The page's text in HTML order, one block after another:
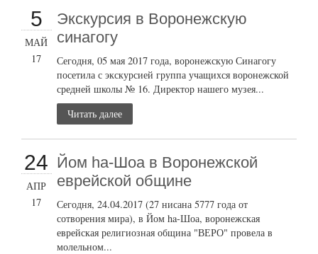
5
МАЙ
17
Экскурсия в Воронежскую
синагогу
Сегодня, 05 мая 2017 года, воронежскую Синагогу
посетила с экскурсией группа учащихся воронежской
средней школы № 16. Директор нашего музея...
Читать далее
24
АПР
17
Йом ha-Шоа в Воронежской
еврейской общине
Сегодня, 24.04.2017 (27 нисана 5777 года от
сотворения мира), в Йом ha-Шоа, воронежская
еврейская религиозная община "ВЕРО" провела в
молельном...